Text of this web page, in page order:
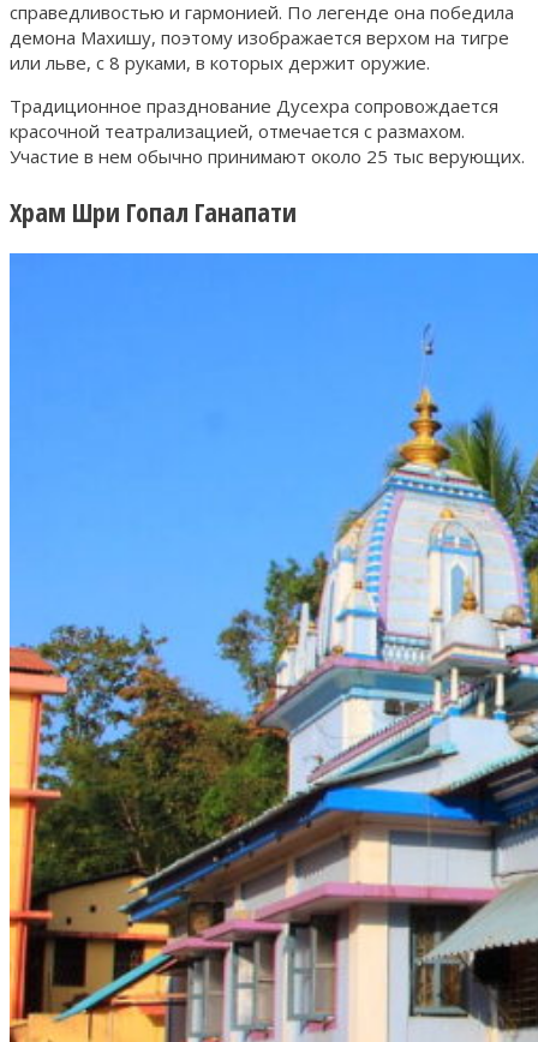
справедливостью и гармонией. По легенде она победила
демона Махишу, поэтому изображается верхом на тигре
или льве, с 8 руками, в которых держит оружие.
Традиционное празднование Дусехра сопровождается
красочной театрализацией, отмечается с размахом.
Участие в нем обычно принимают около 25 тыс верующих.
Храм Шри Гопал Ганапати